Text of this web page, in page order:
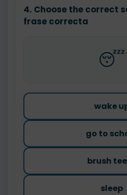
4. Choose the correct
frase correcta
😴
wake
go to
brush
sleep